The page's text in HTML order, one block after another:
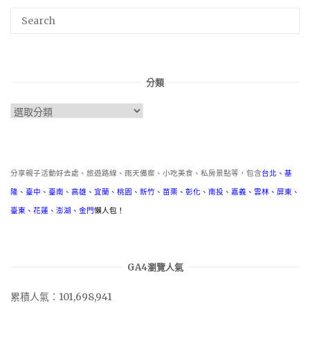
分類
分
分享親子活動好去處、旅遊路線、雨天備案、小吃美食、私房景點等，包含台北 、 基
隆 、 臺中 、 臺南 、 高雄 、 宜蘭 、 桃園 、 新竹 、 苗栗 、 彰化 、 南投 、 嘉義 、 雲林 、 屏東 、
臺東 、 花蓮 、 澎湖 、 金門懶人包！
GA4瀏覽人氣
累積人氣：101,698,941